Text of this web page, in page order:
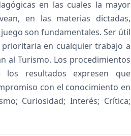
en las cuales la mayor
en las materias dictadas,
son fundamentales. Ser útil
en cualquier trabajo a
al Turismo. Los procedimientos
los resultados expresen que
con el conocimiento en
Curiosidad; Interés; Crítica;